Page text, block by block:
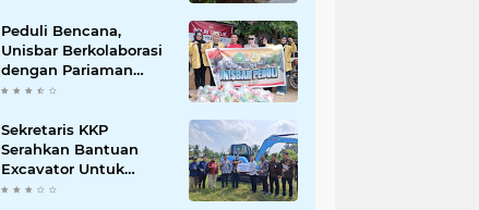
Peduli Bencana,
Unisbar Berkolaborasi
dengan Pariaman
Women Power
untuk Korban Banjir di
Padang
Sekretaris KKP
Serahkan Bantuan
Excavator Untuk
Pelaku Usaha